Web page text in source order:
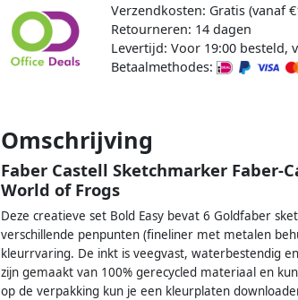
Verzendkosten: Gratis (vanaf
Retourneren: 14 dagen
Levertijd: Voor 19:00 besteld,
Betaalmethodes:
Omschrijving
Faber Castell Sketchmarker Faber-
World of Frogs
Deze creatieve set Bold Easy bevat 6 Goldfaber
verschillende penpunten (fineliner met metalen
kleurrvaring. De inkt is veegvast, waterbestendig
zijn gemaakt van 100% gerecycled materiaal en
op de verpakking kun je een kleurplaten